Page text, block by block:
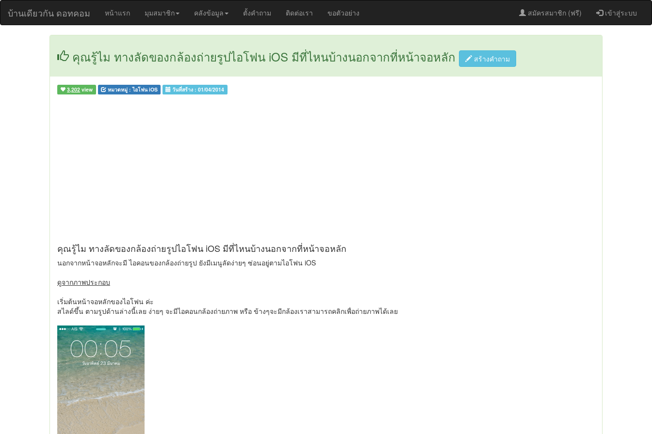
บ้านเดียวกัน ดอทคอม หน้าแรก มุมสมาชิก คลังข้อมูล ตั้งคำถาม ติดต่อเรา ขอตัวอย่าง สมัครสมาชิก (ฟรี) เข้าสู่ระบบ
คุณรู้ไม ทางลัดของกล้องถ่ายรูปไอโฟน iOS มีที่ไหนบ้างนอกจากที่หน้าจอหลัก สร้างคำถาม
3,202 view หมวดหมู่ :ไอโฟน iOS วันที่สร้าง :01/04/2014
คุณรู้ไม ทางลัดของกล้องถ่ายรูปไอโฟน iOS มีที่ไหนบ้างนอกจากที่หน้าจอหลัก
นอกจากหน้าจอหลักจะมี ไอคอนของกล้องถ่ายรูป ยังมีเมนูลัดง่ายๆ ซ่อนอยู่ตามไอโฟน iOS
ดูจากภาพประกอบ
เริ่มต้นหน้าจอหลักของไอโฟน ค่ะ
สไลด์ขึ้น ตามรูปด้านล่างนี้เลย ง่ายๆ จะมีไอคอนกล้องถ่ายภาพ หรือ ข้างๆจะมีกล้องเราสามารถคลิกเพื่อถ่ายภาพได้เลย